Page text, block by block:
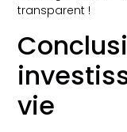
transparent !
vie